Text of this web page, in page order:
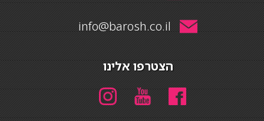
info@barosh.co.il
הצטרפו אלינו